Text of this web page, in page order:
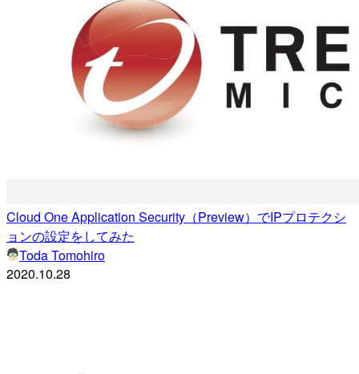
Cloud One Application Security（Preview）でIPプロテクシ
ョンの設定をしてみた
Toda Tomohiro
2020.10.28